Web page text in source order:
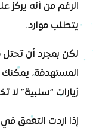
الرغم من أنه يركز
يتطلب موارد.
لكن بمجرد أن تحتل
المستهدفة،
زيارات “سلبية” لا
إذا اردت التعمق